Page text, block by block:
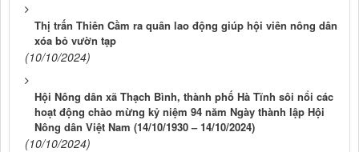
Thị trấn Thiên Cầm ra quân lao động giúp hội viên nông dân
xóa bỏ vườn tạp
(10/10/2024)
Hội Nông dân xã Thạch Bình, thành phố Hà Tĩnh sôi nổi các
hoạt động chào mừng kỷ niệm 94 năm Ngày thành lập Hội
Nông dân Việt Nam (14/10/1930 – 14/10/2024)
(10/10/2024)